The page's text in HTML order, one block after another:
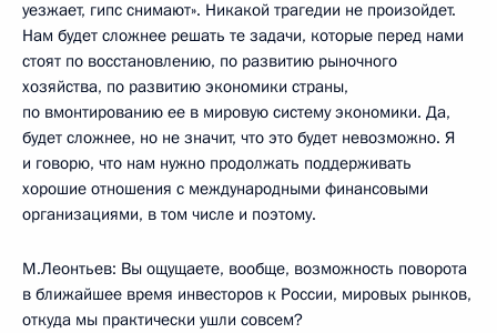
уезжает, гипс снимают». Никакой трагедии не произойдет.
Нам будет сложнее решать те задачи, которые перед нами
стоят по восстановлению, по развитию рыночного
хозяйства, по развитию экономики страны,
по вмонтированию ее в мировую систему экономики. Да,
будет сложнее, но не значит, что это будет невозможно. Я
и говорю, что нам нужно продолжать поддерживать
хорошие отношения с международными финансовыми
организациями, в том числе и поэтому.
М.Леонтьев: Вы ощущаете, вообще, возможность поворота
в ближайшее время инвесторов к России, мировых рынков,
откуда мы практически ушли совсем?